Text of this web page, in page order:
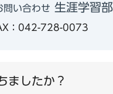
問い合わせ 生涯学習
：042-728-0073
ましたか？